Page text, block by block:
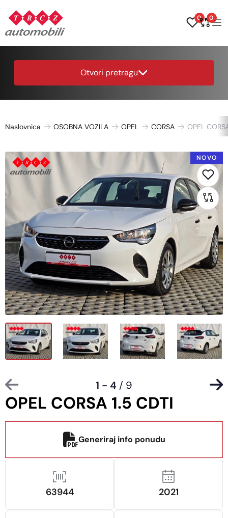
0 0
Otvori pretragu
Naslovnica OSOBNA VOZILA OPEL CORSA OPEL
OPEL CORSA 1.5 CDTI
NOVO
1 - 4 / 9
Generiraj info ponudu
63944 2021